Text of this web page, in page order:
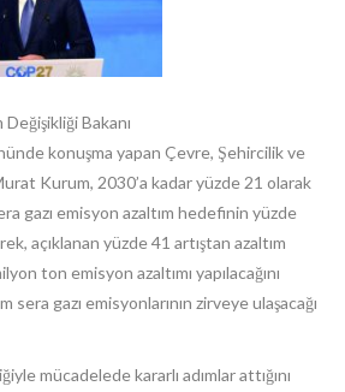
Bakanı
konuşma yapan Çevre, Şehircilik ve
Kurum, 2030’a kadar yüzde 21 olarak
gazı emisyon azaltım hedefinin yüzde
açıklanan yüzde 41 artıştan azaltım
ton emisyon azaltımı yapılacağını
gazı emisyonlarının zirveye ulaşacağı
mücadelede kararlı adımlar attığını